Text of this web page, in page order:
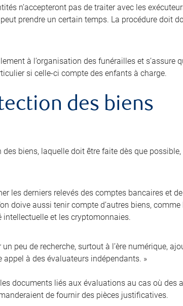
n’accepteront pas de traiter avec les
prendre un certain temps. La procédure doit
à l’organisation des funérailles et s’assure
si celle-ci compte des enfants à charge.
des biens
des biens, laquelle doit être faite dès que
les derniers relevés des comptes bancaires et
doive aussi tenir compte d’autres biens,
intellectuelle et les cryptomonnaies.
peu de recherche, surtout à l’ère numérique,
appel à des évaluateurs indépendants. »
documents liés aux évaluations au cas où des
de fournir des pièces justificatives.